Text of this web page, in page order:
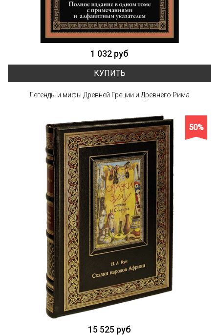
1 032 руб
КУПИТЬ
Легенды и мифы Древней Греции и Древнего Рима
50%
15 525 руб